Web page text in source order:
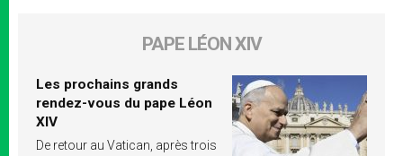
PAPE LÉON XIV
Les prochains grands
rendez-vous du pape Léon
XIV
De retour au Vatican, après trois